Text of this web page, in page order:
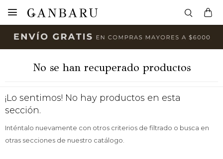

No se han recuperado productos
¡Lo sentimos! No hay productos en esta
sección.
Inténtalo nuevamente con otros criterios de filtrado o busca en
otras secciones de nuestro catálogo.